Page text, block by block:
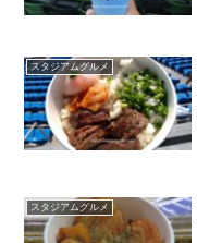
スタジアムグルメ
スタジアムグルメ